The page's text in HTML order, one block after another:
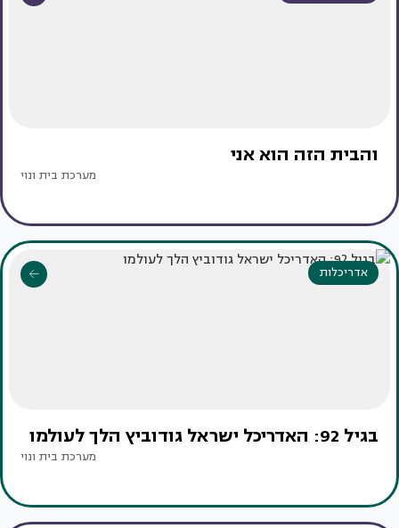
והבית הזה הוא אני
מערכת בית ונוי
אדריכלות
בגיל 92: האדריכל ישראל גודוביץ הלך לעולמו
מערכת בית ונוי